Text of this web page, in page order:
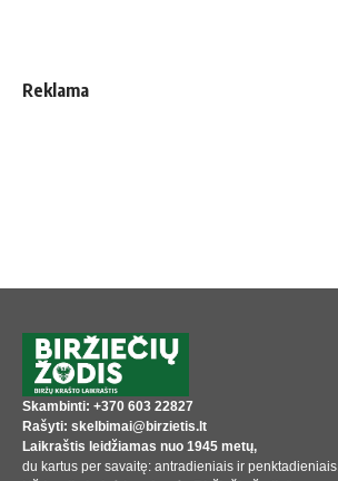
Reklama
Skambinti: +370 603 22827
Rašyti: skelbimai@birzietis.lt
Laikraštis leidžiamas nuo 1945 metų,
du kartus per savaitę: antradieniais ir penktadieniais.